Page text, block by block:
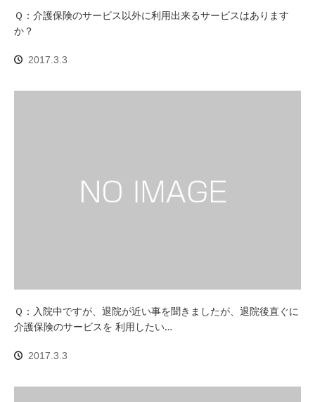
Ｑ：介護保険のサービス以外に利用出来るサービスはあります
か？
2017.3.3
Ｑ：入院中ですが、退院が近い事を聞きましたが、退院後直ぐに
介護保険のサービスを 利用したい…
2017.3.3